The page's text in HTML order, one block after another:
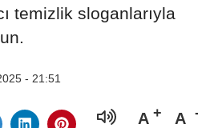
temizlik sloganlarıyla
- 21:51
A A